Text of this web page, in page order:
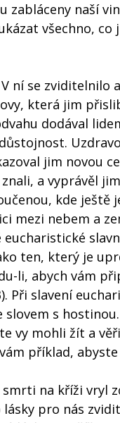
zabláceny naší
všechno, co
ní se
která jim
dodával
jim novou
a vyprávěl
kde
mezi nebem a
ten, který je
li, abych vám
Při slavení
s
vy mohli žít a
příklad,
na kříži vryl
pro nás